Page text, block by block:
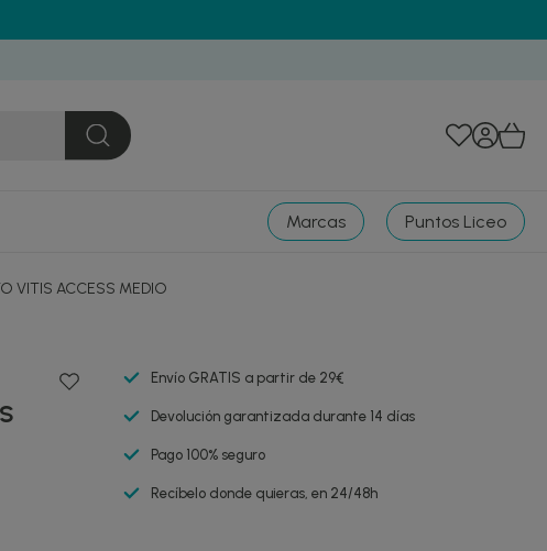
Marcas Puntos Liceo
VITIS ACCESS MEDIO
Envío GRATIS a partir de 29€
Devolución garantizada durante 14 días
Pago 100% seguro
Recíbelo donde quieras, en 24/48h